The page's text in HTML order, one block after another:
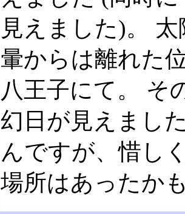
見えました)。
暈からは離れた
八王子にて。 そ
幻日が見えまし
んですが、惜し
場所はあったか